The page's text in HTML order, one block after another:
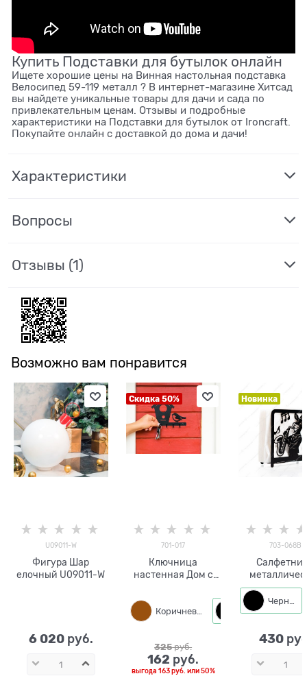
Купить Подставки для бутылок онлайн
Ищете хорошие цены на Винная настольная подставка
Велосипед 59-119 металл ? В интернет-магазине Хитсад
вы найдете уникальные товары для дачи и сада по
привлекательным ценам. Отзывы и подробные
характеристики на Подставки для бутылок от Ironcraft.
Покупайте онлайн с доставкой до дома и дачи!
Характеристики
Вопросы
Отзывы (1)
Возможно вам понравится
U09011-W
Фигура Шар
елочный U09011-W
6 020 руб.
Скидка 50%
701-017
Ключница
настенная Дом с
Коричневый Черный
325 руб.
162 руб.
выгода 163 руб. или50%
Новинка
703-068B
703-068 Год
11*4*12
430